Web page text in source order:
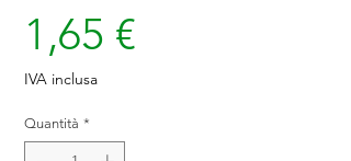
1,65 €
IVA inclusa
Quantità *